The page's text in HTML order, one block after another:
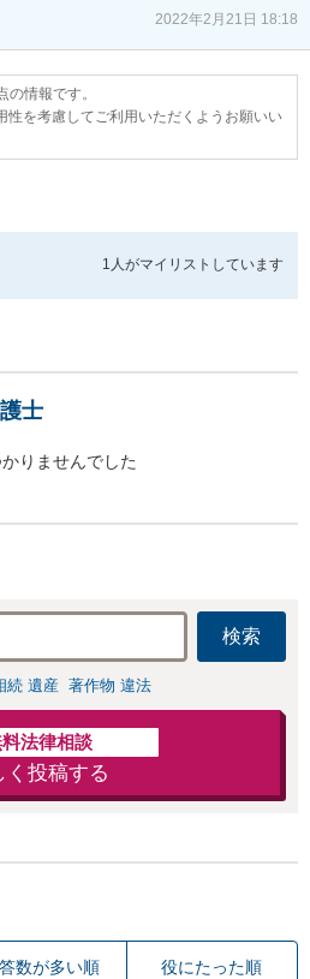
2022年2月21日 18:18
情報です。
性を考慮してご利用いただくようお願いい
1人がマイリストしています
士
りませんでした
検索
続 遺産 著作物 違法
法律相談
く投稿する
数が多い順 役にたった順